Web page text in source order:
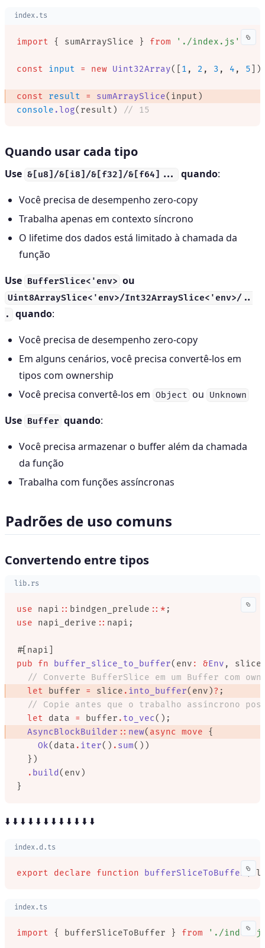
index.ts
import { sumArraySlice } from './index.js'
const input = new Uint32Array([ 1 , 2 , 3 , 4 , 5 ])
const result = sumArraySlice(input)
console .log(result) // 15
Quando usar cada tipo
Use &[u8]/&[i8]/&[f32]/&[f64]... quando:
Você precisa de desempenho zero-copy
Trabalha apenas em contexto síncrono
O lifetime dos dados está limitado à chamada da
função
Use BufferSlice<'env> ou
Uint8ArraySlice<'env>/Int32ArraySlice<'env>/..
.
quando:
Você precisa de desempenho zero-copy
Em alguns cenários, você precisa convertê-los em
tipos com ownership
Você precisa convertê-los em Object ou Unknown
Use Buffer quando:
Você precisa armazenar o buffer além da chamada
da função
Trabalha com funções assíncronas
Padrões de uso comuns
Convertendo entre tipos
lib.rs
use napi :: bindgen_prelude ::* ;
use napi_derive :: napi;
#[napi]
pub fn buffer_slice_to_buffer(env : &Env , slice
// Converte BufferSlice em um Buffer com
  let
buffer = slice . into_buffer(env)? ;
// Copie antes que o trabalho assíncrono
  let
data = buffer . to_vec();
  AsyncBlockBuilder
:: new( async move {
    Ok
(data . iter() . sum())
  })
  .
build (env)
}
⬇️ ⬇️ ⬇️ ⬇️ ⬇️ ⬇️ ⬇️ ⬇️ ⬇️ ⬇️ ⬇️ ⬇️
index.d.ts
export declare function bufferSliceToBuffer
index.ts
import { bufferSliceToBuffer } from './